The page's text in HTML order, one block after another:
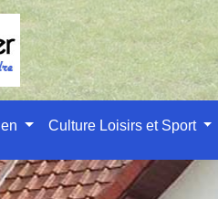
Culture Loisirs et Sport